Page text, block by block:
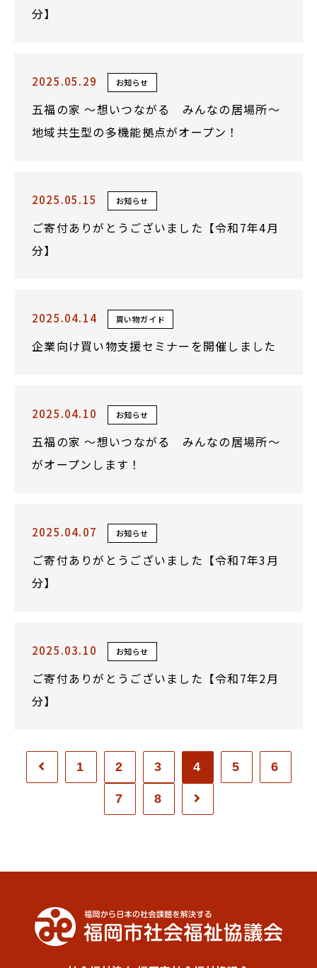
分】
2025.05.29 お知らせ
五福の家 ～想いつながる みんなの居場所～
地域共生型の多機能拠点がオープン！
2025.05.15 お知らせ
ご寄付ありがとうございました【令和7年4月
分】
2025.04.14 買い物ガイド
企業向け買い物支援セミナーを開催しました
2025.04.10 お知らせ
五福の家 ～想いつながる みんなの居場所～
がオープンします！
2025.04.07 お知らせ
ご寄付ありがとうございました【令和7年3月
分】
2025.03.10 お知らせ
ご寄付ありがとうございました【令和7年2月
分】
1 2 3 4 5 6
7 8